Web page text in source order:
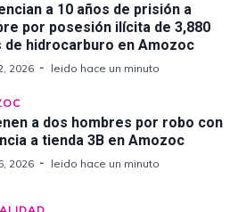
a 10 años de prisión a
por posesión ilícita de 3,880
de hidrocarburo en Amozoc
2026 leido hace un minuto
a dos hombres por robo con
a tienda 3B en Amozoc
2026 leido hace un minuto